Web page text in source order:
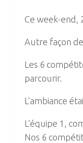
Ce week-end,
Autre façon
Les 6
parcourir.
L’ambiance
L’équipe 1,
Nos 6